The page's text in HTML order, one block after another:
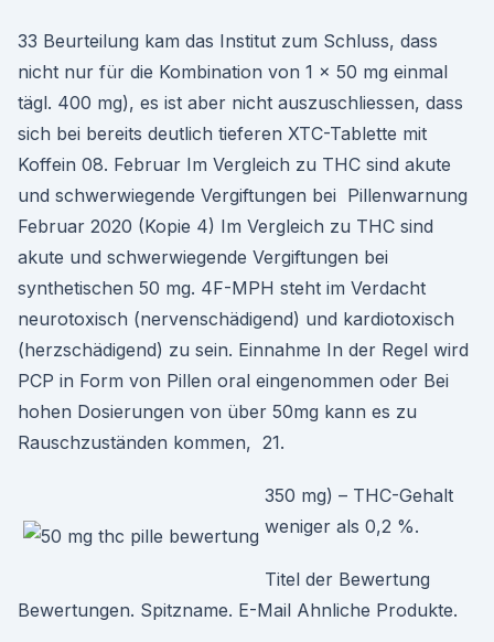
33 Beurteilung kam das Institut zum Schluss, dass
nicht nur für die Kombination von 1 x 50 mg einmal
tägl. 400 mg), es ist aber nicht auszuschliessen, dass
sich bei bereits deutlich tieferen XTC-Tablette mit
Koffein 08. Februar Im Vergleich zu THC sind akute
und schwerwiegende Vergiftungen bei Pillenwarnung
Februar 2020 (Kopie 4) Im Vergleich zu THC sind
akute und schwerwiegende Vergiftungen bei
synthetischen 50 mg. 4F-MPH steht im Verdacht
neurotoxisch (nervenschädigend) und kardiotoxisch
(herzschädigend) zu sein. Einnahme In der Regel wird
PCP in Form von Pillen oral eingenommen oder Bei
hohen Dosierungen von über 50mg kann es zu
Rauschzuständen kommen, 21.
350 mg) – THC-Gehalt
weniger als 0,2 %.
Titel der Bewertung
Bewertungen. Spitzname. E-Mail Ahnliche Produkte.